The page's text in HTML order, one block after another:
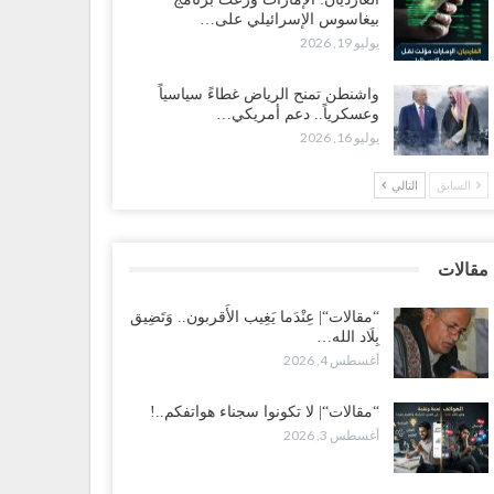
بعد اقتحام منزل شيخ بارز.. قبائل الصحراء
تبدأ احتشاداً على الحدود السعودية..!
2, 2026
غضبٍ جنوباً.. دعوات لإغلاق مطرح فدغم مع تحوله من
للتجنيد إلى ساحة لتصفية قادة التحالف..!
2, 2026
لإشعال حرب..!
تغييرات سعودية بصفوف قيادة “درع الوطن”
بالعبر.. هل بدأت الرياض إعادة هيكلة فصائلها بعد…
بيغاسوس الإسرائيلي على…
يوليو 19, 2026
واشنطن تمنح الرياض غطاءً سياسياً
وعسكرياً.. دعم أمريكي…
يوليو 16, 2026
السابق التالي
مقالات
“مقالات“| عِنْدَما يَغِيب الأَقربون.. وَتَضِيق
بِلَاد الله…
أغسطس 4, 2026
“مقالات“| لا تكونوا سجناء هواتفكم..!
أغسطس 3, 2026